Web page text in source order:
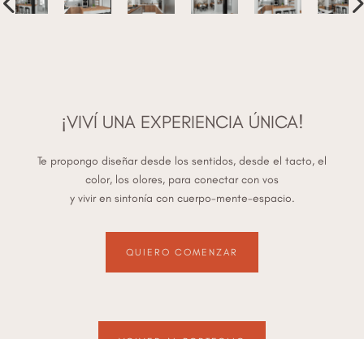
¡VIVÍ UNA EXPERIENCIA ÚNICA!
Te propongo diseñar desde los sentidos, desde el tacto, el
color, los olores, para conectar con vos
y vivir en sintonía con cuerpo-mente-espacio.
QUIERO COMENZAR